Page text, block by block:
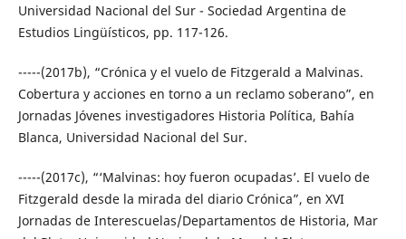
Universidad Nacional del Sur - Sociedad Argentina de
Estudios Lingüísticos, pp. 117-126.
-----(2017b), “Crónica y el vuelo de Fitzgerald a Malvinas.
Cobertura y acciones en torno a un reclamo soberano”, en
Jornadas Jóvenes investigadores Historia Política, Bahía
Blanca, Universidad Nacional del Sur.
-----(2017c), “‘Malvinas: hoy fueron ocupadas’. El vuelo de
Fitzgerald desde la mirada del diario Crónica”, en XVI
Jornadas de Interescuelas/Departamentos de Historia, Mar